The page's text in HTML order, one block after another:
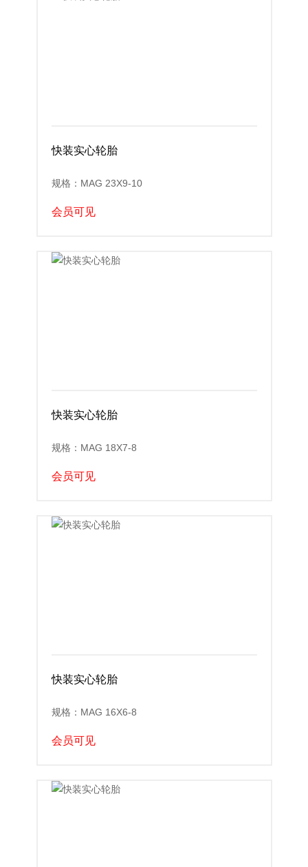
快装实心轮胎
规格：MAG 23X9-10
会员可见
快装实心轮胎
规格：MAG 18X7-8
会员可见
快装实心轮胎
规格：MAG 16X6-8
会员可见